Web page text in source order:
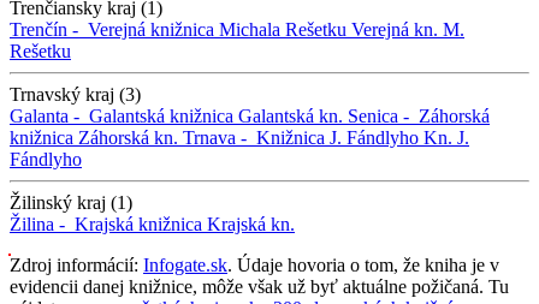
Trenčiansky kraj (1)
Trenčín - Verejná knižnica Michala Rešetku Verejná kn. M.
Rešetku
Trnavský kraj (3)
Galanta - Galantská knižnica Galantská kn. Senica - Záhorská
knižnica Záhorská kn. Trnava - Knižnica J. Fándlyho Kn. J.
Fándlyho
Žilinský kraj (1)
Žilina - Krajská knižnica Krajská kn.
Zdroj informácií: Infogate.sk. Údaje hovoria o tom, že kniha je v
evidencii danej knižnice, môže však už byť aktuálne požičaná. Tu